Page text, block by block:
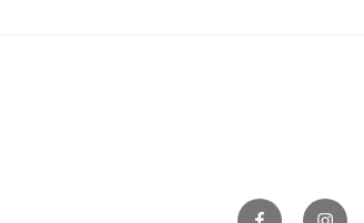
Facebook